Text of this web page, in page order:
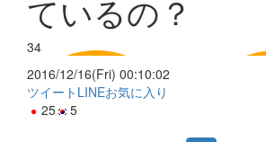
ているの？
34
2016/12/16(Fri) 00:10:02
ツイート LINEお気に入り
25
5